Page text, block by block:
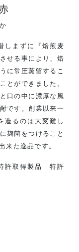
しまずに『焙煎麦
せる事により、焙
に常圧蒸留するこ
とができました。
口の中に濃厚な風
です。創業以来一
造るのは大変難し
麹菌をつけること
来た逸品です。
許取得製品 特許